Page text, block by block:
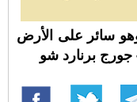
سائر على الأرض
جورج برنارد شو